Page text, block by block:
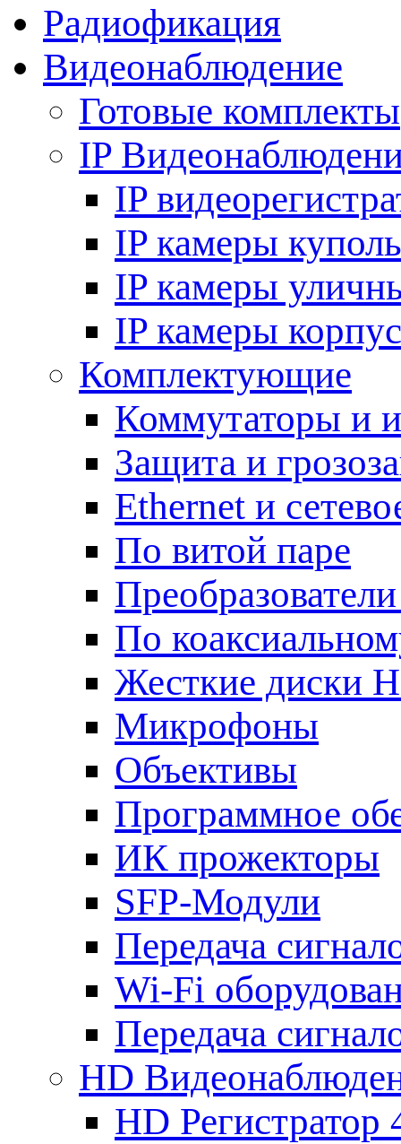
Радиофикация
Видеонаблюдение
Готовые комплекты
IP
IP
IP камеры
IP камеры
IP камеры
Комплектующие
Коммутаторы и
Защита и
Ethernet и
По витой паре
По
Жесткие диски
Микрофоны
Объективы
Программное
ИК прожекторы
SFP-Модули
Передача
Wi-Fi
Передача
HD
HD Регистратор